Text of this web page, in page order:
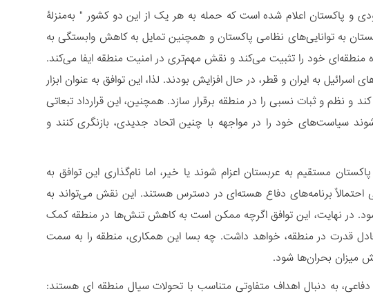
و پاکستان اعلام شده است که حمله به هر یک از این دو کشور " به‌منزلۀ
به توانایی‌های نظامی پاکستان و همچنین تمایل به کاهش وابستگی به
منطقه‌ای خود را تثبیت می‌کند و نقش مهم‌تری در امنیت منطقه ایفا می‌کند.
به ایران و قطر، در حال افزایش بودند. لذا، این توافق به عنوان ابزار
و نظم و ثبات نسبی را در منطقه برقرار سازد. همچنین، این قرارداد تبعاتی
سیاست‌های خود را در مواجهه با چنین اتحاد جدیدی، بازنگری کنند و
مستقیم به عربستان اعزام شوند یا خیر، اما نام‌گذاری این توافق به
برنامه‌های دفاع هسته‌ای در دسترس هستند. این نقش می‌تواند به
شود. در نهایت، این توافق اگرچه ممکن است به کاهش تنش‌ها در منطقه کمک
قدرت در منطقه، خواهد داشت. چه بسا این همکاری، منطقه را به سمت
میزان بحران‌ها شود.
به دنبال اهداف متفاوتی متناسب با تحولات سیال منطقه ای هستند: